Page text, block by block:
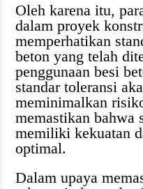
Oleh karena itu,
dalam proyek
memperhatikan
beton yang telah
penggunaan besi
standar toleransi
meminimalkan
memastikan bahwa
memiliki kekuatan
optimal.
Dalam upaya